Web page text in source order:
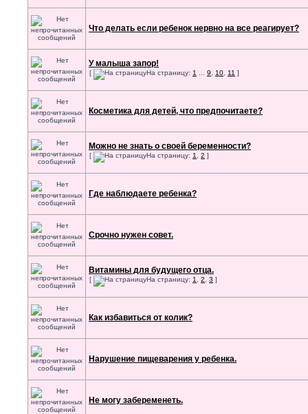
Что делать если ребенок нервно на все реагирует?
У малыша запор!
[ На страницу: 1 9 10 11 ]
Косметика для детей, что предпочитаете?
Можно не знать о своей беременности?
[ На страницу: 1 2 ]
Где наблюдаете ребенка?
Срочно нужен совет.
Витамины для будущего отца.
[ На страницу: 1 2 3 ]
Как избавиться от колик?
Нарушение пищеварения у ребенка.
Не могу забеременеть.